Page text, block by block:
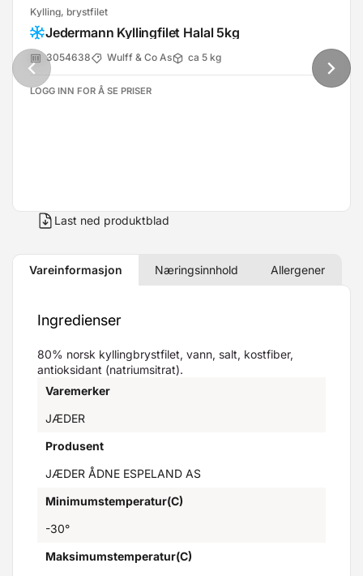
Kylling, brystfilet
Jedermann Kyllingfilet Halal 5kg
3054638 Wulff & Co As ca 5 kg
LOGG INN FOR Å SE PRISER
Last ned produktblad
Vareinformasjon Næringsinnhold Allergener
Ingredienser
80% norsk kyllingbrystfilet, vann, salt, kostfiber,
antioksidant (natriumsitrat).
Varemerker
JÆDER
Produsent
JÆDER ÅDNE ESPELAND AS
Minimumstemperatur(C)
-30°
Maksimumstemperatur(C)